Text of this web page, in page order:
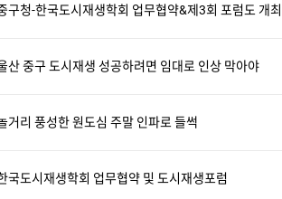
구청-한국도시재생학회 업무협약&제3회 포럼도 개최
산 중구 도시재생 성공하려면 임대로 인상 막아야
거리 풍성한 원도심 주말 인파로 들썩
국도시재생학회 업무협약 및 도시재생포럼